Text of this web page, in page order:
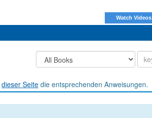
Watch Videos
dieser Seite die entsprechenden Anweisungen.